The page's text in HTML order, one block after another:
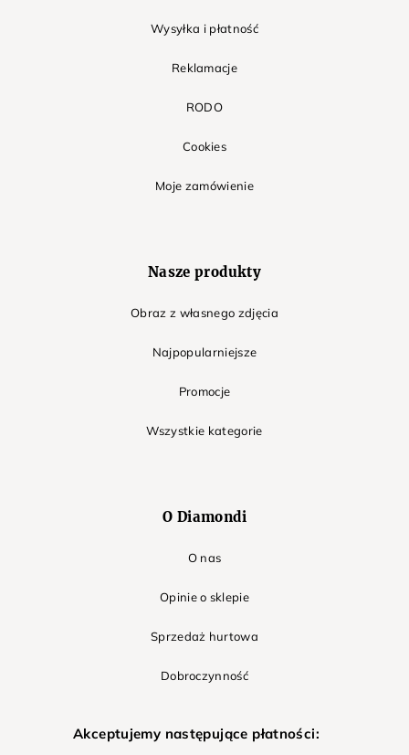
Wysyłka i płatność
Reklamacje
RODO
Cookies
Moje zamówienie
Nasze produkty
Obraz z własnego zdjęcia
Najpopularniejsze
Promocje
Wszystkie kategorie
O Diamondi
O nas
Opinie o sklepie
Sprzedaż hurtowa
Dobroczynność
Akceptujemy następujące płatności: